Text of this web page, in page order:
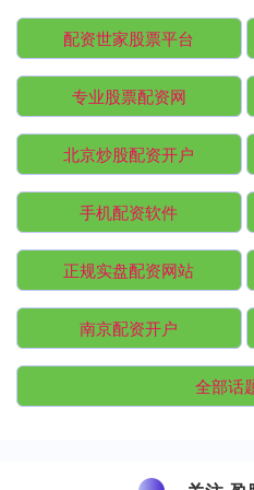
配资世家股票平台
专业股票配资网
北京炒股配资开户
手机配资软件
正规实盘配资网站
南京配资开户
全部话